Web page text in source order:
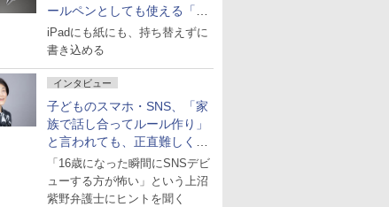
ールペンとしても使える「ス
タイラスツーウェイ」発売
iPadにも紙にも、持ち替えずに
書き込める
インタビュー
子どものスマホ・SNS、「家
族で話し合ってルール作り」
と言われても、正直難しくな
いですか？
「16歳になった瞬間にSNSデビ
ューする方が怖い」という上沼
紫野弁護士にヒントを聞く